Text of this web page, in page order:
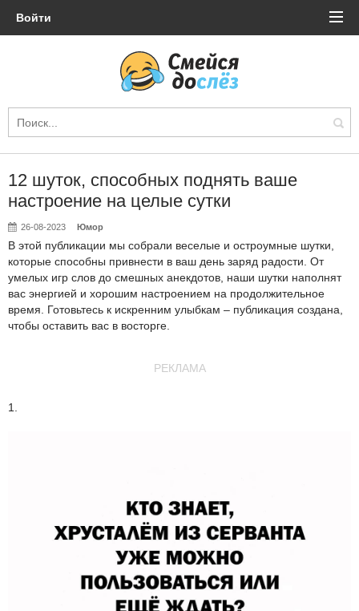
Войти
12 шуток, способных поднять ваше
настроение на целые сутки
26-08-2023 Юмор
В этой публикации мы собрали веселые и остроумные шутки,
которые способны привнести в ваш день заряд радости. От
умелых игр слов до смешных анекдотов, наши шутки наполнят
вас энергией и хорошим настроением на продолжительное
время. Готовьтесь к искренним улыбкам – публикация создана,
чтобы оставить вас в восторге.
РЕКЛАМА
1.